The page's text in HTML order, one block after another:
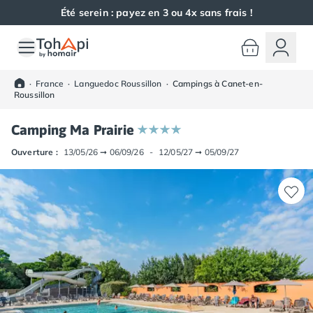
Été serein : payez en 3 ou 4x sans frais !
Toutes nos destinations
Camping Alsace
Camping Haut-Rhin
Camping Colmar
Camping Mulhouse
Camping Munster
Camping Aquitaine
Camping Dordogne
Camping Carsac-Aillac
Camping Les Eyzies-de-Tayac-Sireuil
Camping Sarlat
Camping Gironde
Camping Bordeaux
Camping Carcans
· France · Languedoc Roussillon · Campings à Canet-en-
Roussillon
Camping Ma Prairie
Ouverture : 13/05/26 ➞ 06/09/26 - 12/05/27 ➞ 05/09/27